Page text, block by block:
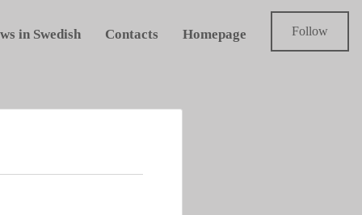
in Swedish Contacts Homepage Follow